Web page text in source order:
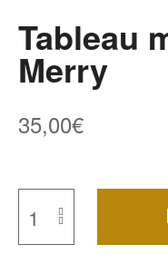
Tableau
Merry
35,00€
Quantité